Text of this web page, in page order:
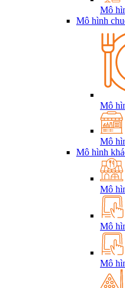
Mô
Mô hình
Mô
Mô
Mô hình
Mô
Mô
Mô